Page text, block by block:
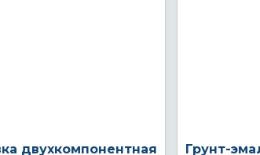
двухкомпонентная
Грунт-